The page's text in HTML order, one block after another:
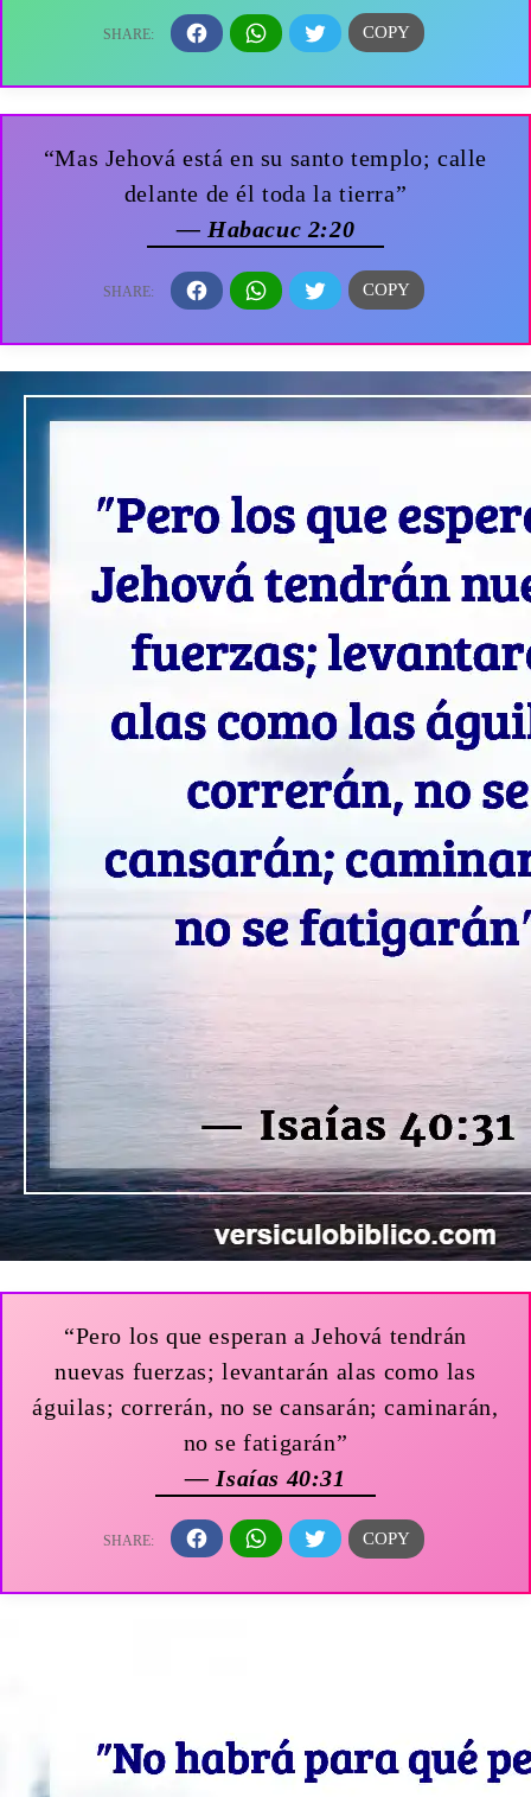
“Mas Jehová está en su santo templo; calle
delante de él toda la tierra”
— Habacuc 2:20
“Pero los que esperan a Jehová tendrán
nuevas fuerzas; levantarán alas como las
águilas; correrán, no se cansarán; caminarán,
no se fatigarán”
— Isaías 40:31